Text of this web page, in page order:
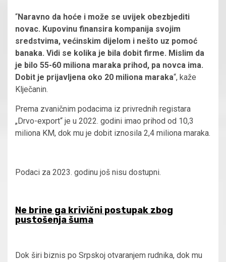
“Naravno da hoće i može se uvijek obezbjediti
novac. Kupovinu finansira kompanija svojim
sredstvima, većinskim dijelom i nešto uz pomoć
banaka. Vidi se kolika je bila dobit firme. Mislim da
je bilo 55-60 miliona maraka prihod, pa novca ima.
Dobit je prijavljena oko 20 miliona maraka“, kaže
Klječanin.
Prema zvaničnim podacima iz privrednih registara
„Drvo-export“ je u 2022. godini imao prihod od 10,3
miliona KM, dok mu je dobit iznosila 2,4 miliona maraka.
Podaci za 2023. godinu još nisu dostupni.
Ne brine ga krivični postupak zbog
pustošenja šuma
Dok širi biznis po Srpskoj otvaranjem rudnika, dok mu